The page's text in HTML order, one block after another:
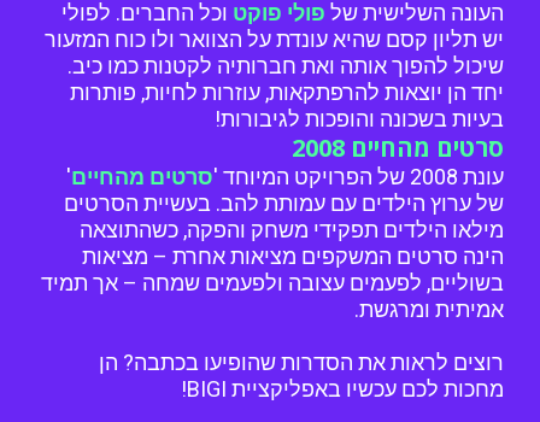
העונה השלישית של פולי פוקט וכל החברים. לפולי
יש תליון קסם שהיא עונדת על הצוואר ולו כוח המזעור
שיכול להפוך אותה ואת חברותיה לקטנות כמו כיב.
יחד הן יוצאות להרפתקאות, עוזרות לחיות, פותרות
בעיות בשכונה והופכות לגיבורות!
סרטים מהחיים 2008
עונת 2008 של הפרויקט המיוחד ' סרטים מהחיים'
של ערוץ הילדים עם עמותת להב. בעשיית הסרטים
מילאו הילדים תפקידי משחק והפקה, כשהתוצאה
הינה סרטים המשקפים מציאות אחרת – מציאות
בשוליים, לפעמים עצובה ולפעמים שמחה – אך תמיד
אמיתית ומרגשת.
רוצים לראות את הסדרות שהופיעו בכתבה? הן
מחכות לכם עכשיו באפליקציית BIGI!